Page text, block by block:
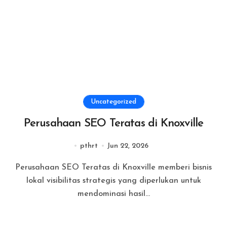
Uncategorized
Perusahaan SEO Teratas di Knoxville
pthrt Jun 22, 2026
Perusahaan SEO Teratas di Knoxville memberi bisnis
lokal visibilitas strategis yang diperlukan untuk
mendominasi hasil...